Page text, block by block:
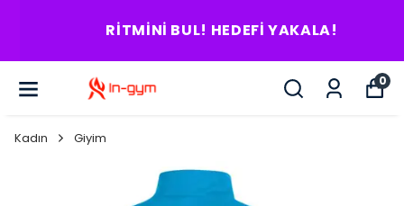
RITMINI BUL! HEDEFI YAKALA!
0
Kadın Giyim